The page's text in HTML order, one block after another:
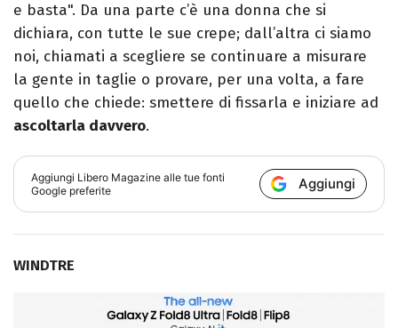
e basta". Da una parte c’è una donna che si
dichiara, con tutte le sue crepe; dall’altra ci siamo
noi, chiamati a scegliere se continuare a misurare
la gente in taglie o provare, per una volta, a fare
quello che chiede: smettere di fissarla e iniziare ad
ascoltarla davvero.
Aggiungi Libero Magazine alle tue fonti
Google preferite
Aggiungi
WINDTRE